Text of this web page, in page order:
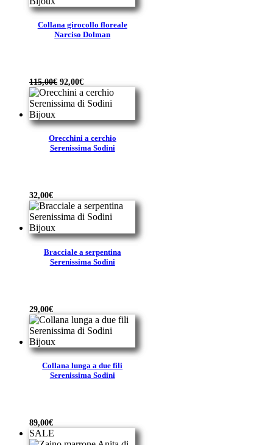
Collana girocollo floreale
Narciso Dolman
115,00€ Il
prezzo
originale
era:
115,00€.
92,00€Il
prezzo
attuale
è:
92,00€.
Orecchini a cerchio
Serenissima Sodini
32,00€
Bracciale a serpentina
Serenissima Sodini
29,00€
Collana lunga a due fili
Serenissima Sodini
89,00€
SALE